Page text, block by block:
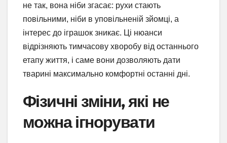
не так, вона ніби згасає: рухи стають
повільними, ніби в уповільненій зйомці, а
інтерес до іграшок зникає. Ці нюанси
відрізняють тимчасову хворобу від останнього
етапу життя, і саме вони дозволяють дати
тварині максимально комфортні останні дні.
Фізичні зміни, які не
можна ігнорувати